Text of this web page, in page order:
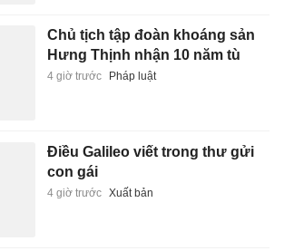
Chủ tịch tập đoàn khoáng sản
Hưng Thịnh nhận 10 năm tù
4 giờ trước Pháp luật
Điều Galileo viết trong thư gửi
con gái
4 giờ trước Xuất bản